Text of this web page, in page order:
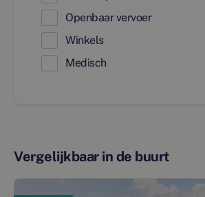
Openbaar vervoer
Winkels
Medisch
Vergelijkbaar in de buurt